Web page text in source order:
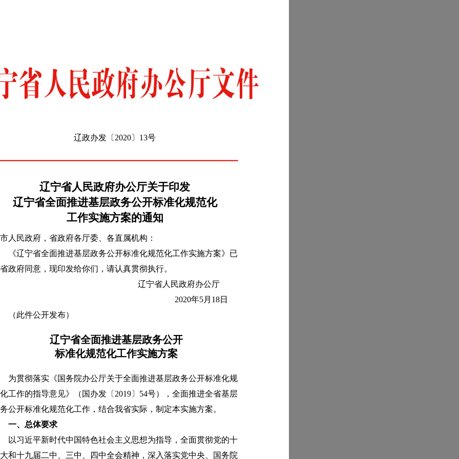
辽政办发〔2020〕13号
辽宁省人民政府办公厅关于印发
辽宁省全面推进基层政务公开标准化规范化
工作实施方案的通知
人民政府，省政府各厅委、各直属机构：
辽宁省全面推进基层政务公开标准化规范化工作实施方案》已
政府同意，现印发给你们，请认真贯彻执行。
辽宁省人民政府办公厅
2020年5月18日
此件公开发布）
辽宁省全面推进基层政务公开
标准化规范化工作实施方案
贯彻落实《国务院办公厅关于全面推进基层政务公开标准化规
工作的指导意见》（国办发〔2019〕54号），全面推进全省基层
公开标准化规范化工作，结合我省实际，制定本实施方案。
一、总体要求
习近平新时代中国特色社会主义思想为指导，全面贯彻党的十
和十九届二中、三中、四中全会精神，深入落实党中央、国务院